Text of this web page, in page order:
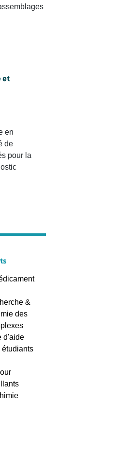
et
en
de
pour la
&
des
d'aide
étudiants